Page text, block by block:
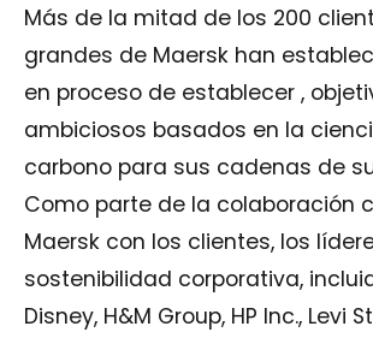
Más de la mitad de los 200
grandes de Maersk han
en proceso de establecer ,
ambiciosos basados en la
carbono para sus cadenas de
Como parte de la colaboración
Maersk con los clientes, los
sostenibilidad corporativa,
Disney, H&M Group, HP Inc., Levi